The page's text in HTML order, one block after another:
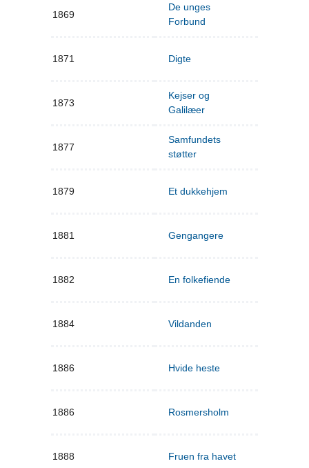
1869
De unges
Forbund
1871 Digte
1873
Kejser og
Galilæer
1877
Samfundets
støtter
1879 Et dukkehjem
1881 Gengangere
1882 En folkefiende
1884 Vildanden
1886 Hvide heste
1886 Rosmersholm
1888 Fruen fra havet